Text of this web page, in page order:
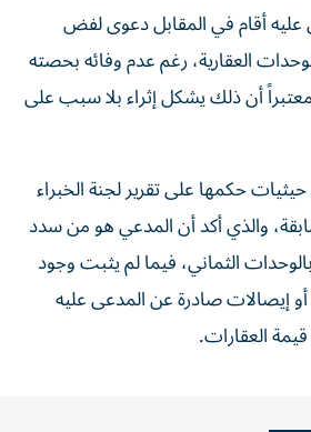
عليه أقام في المقابل دعوى لفض
العقارية، رغم عدم وفائه بحصته
معتبراً أن ذلك يشكل إثراء بلا سبب على
حكمها على تقرير لجنة الخبراء
والذي أكد أن المدعي هو من سدد
الثماني، فيما لم يثبت وجود
إيصالات صادرة عن المدعى عليه
العقارات.